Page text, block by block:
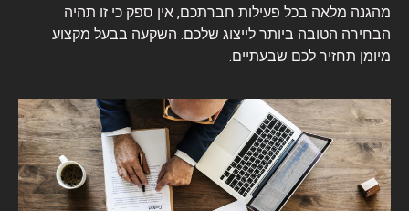
מהגנה מלאה בכל פעילות חברתכם, אין ספק כי זו תהיה
הבחירה הטובה ביותר לייצוג שלכם. השקעה בבעל מקצוע
מיומן תחזיר לכם שבעתיים.